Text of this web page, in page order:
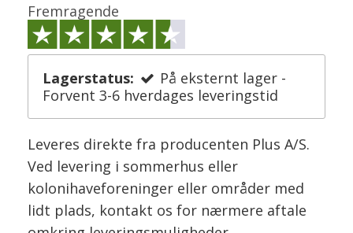
Fremragende
Lagerstatus:
På eksternt lager -
Forvent 3-6 hverdages leveringstid
Leveres direkte fra producenten Plus A/S.
Ved levering i sommerhus eller
kolonihaveforeninger eller områder med
lidt plads, kontakt os for nærmere aftale